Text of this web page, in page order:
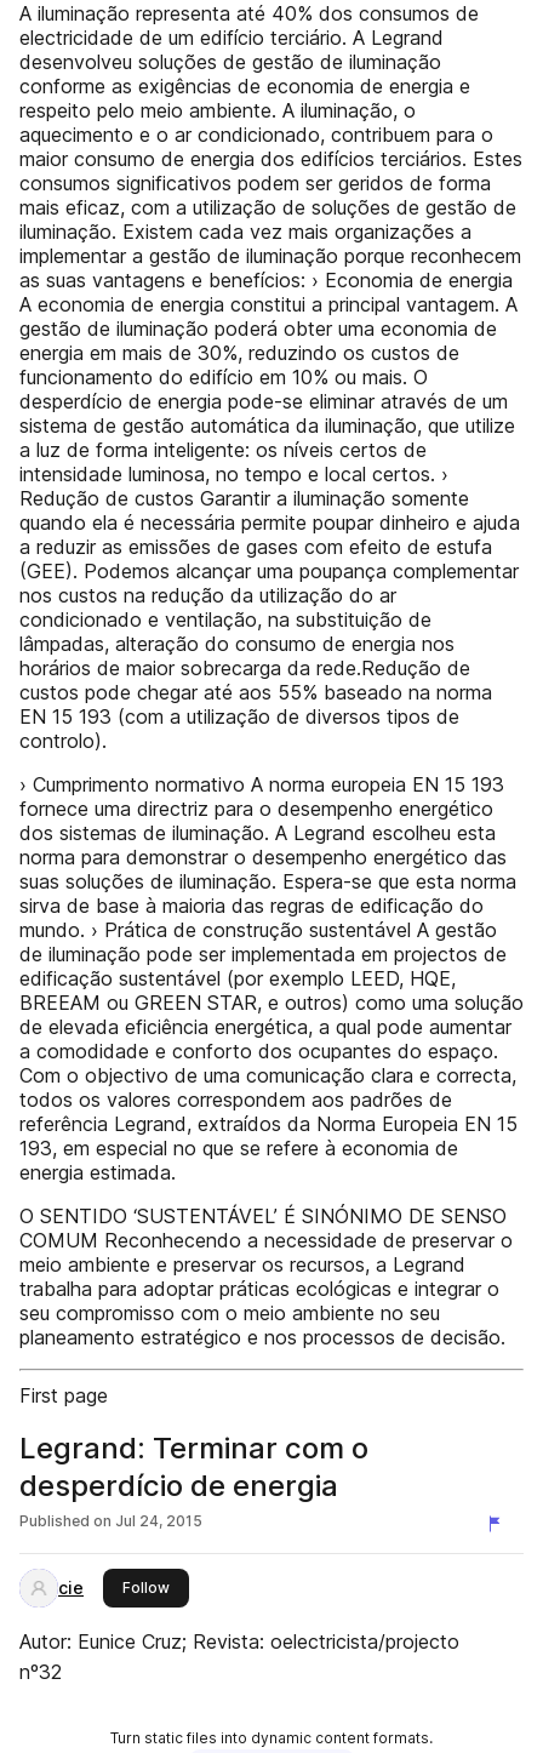
A iluminação representa até 40% dos consumos de
electricidade de um edifício terciário. A Legrand
desenvolveu soluções de gestão de iluminação
conforme as exigências de economia de energia e
respeito pelo meio ambiente. A iluminação, o
aquecimento e o ar condicionado, contribuem para o
maior consumo de energia dos edifícios terciários. Estes
consumos significativos podem ser geridos de forma
mais eficaz, com a utilização de soluções de gestão de
iluminação. Existem cada vez mais organizações a
implementar a gestão de iluminação porque reconhecem
as suas vantagens e benefícios: › Economia de energia
A economia de energia constitui a principal vantagem. A
gestão de iluminação poderá obter uma economia de
energia em mais de 30%, reduzindo os custos de
funcionamento do edifício em 10% ou mais. O
desperdício de energia pode-se eliminar através de um
sistema de gestão automática da iluminação, que utilize
a luz de forma inteligente: os níveis certos de
intensidade luminosa, no tempo e local certos. ›
Redução de custos Garantir a iluminação somente
quando ela é necessária permite poupar dinheiro e ajuda
a reduzir as emissões de gases com efeito de estufa
(GEE). Podemos alcançar uma poupança complementar
nos custos na redução da utilização do ar
condicionado e ventilação, na substituição de
lâmpadas, alteração do consumo de energia nos
horários de maior sobrecarga da rede.Redução de
custos pode chegar até aos 55% baseado na norma
EN 15 193 (com a utilização de diversos tipos de
controlo).
› Cumprimento normativo A norma europeia EN 15 193
fornece uma directriz para o desempenho energético
dos sistemas de iluminação. A Legrand escolheu esta
norma para demonstrar o desempenho energético das
suas soluções de iluminação. Espera-se que esta norma
sirva de base à maioria das regras de edificação do
mundo. › Prática de construção sustentável A gestão
de iluminação pode ser implementada em projectos de
edificação sustentável (por exemplo LEED, HQE,
BREEAM ou GREEN STAR, e outros) como uma solução
de elevada eficiência energética, a qual pode aumentar
a comodidade e conforto dos ocupantes do espaço.
Com o objectivo de uma comunicação clara e correcta,
todos os valores correspondem aos padrões de
referência Legrand, extraídos da Norma Europeia EN 15
193, em especial no que se refere à economia de
energia estimada.
O SENTIDO ‘SUSTENTÁVEL’ É SINÓNIMO DE SENSO
COMUM Reconhecendo a necessidade de preservar o
meio ambiente e preservar os recursos, a Legrand
trabalha para adoptar práticas ecológicas e integrar o
seu compromisso com o meio ambiente no seu
planeamento estratégico e nos processos de decisão.
First page
Legrand: Terminar com o
desperdício de energia
Published on Jul 24, 2015
cie Followthis publisher
Autor: Eunice Cruz; Revista: oelectricista/projecto
nº32
Turn static files into dynamic content formats.